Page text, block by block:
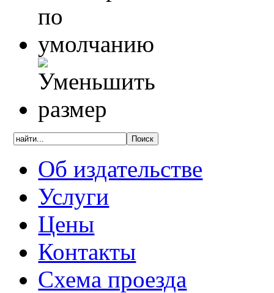
Об издательстве
Услуги
Цены
Контакты
Схема проезда